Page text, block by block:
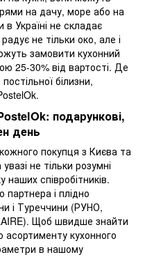
на дачу, море або на
Україні не складає
не тільки око, але і
замовити кухонний
25-30% від вартості. Де
білизни,
подарункові,
день
покупця з Києва та
не тільки розумні
співробітників.
партнера і плідно
і Туреччини (РУНО,
Щоб швидше знайти
асортименту кухонного
в нашому